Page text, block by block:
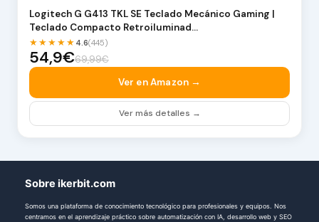
Logitech G G413 TKL SE Teclado Mecánico Gaming |
Teclado Compacto Retroiluminad…
★★★★★ 4.6(445)
54,9€69,99€
Ver en Amazon →
Ver más detalles →
Sobre ikerbit.com
Somos una plataforma de conocimiento tecnológico para profesionales y equipos. Nos
centramos en el aprendizaje práctico sobre automatización con IA, desarrollo web y SEO